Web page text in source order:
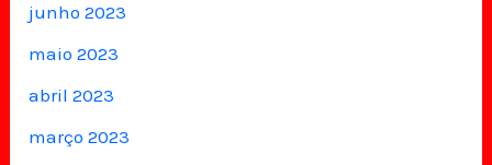
junho 2023
maio 2023
abril 2023
março 2023